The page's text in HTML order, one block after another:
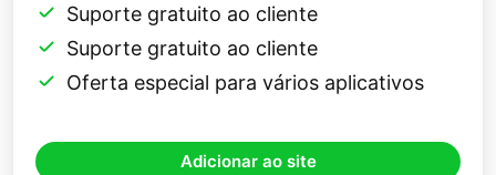
Suporte gratuito ao cliente
Suporte gratuito ao cliente
Oferta especial para vários aplicativos
Adicionar ao site